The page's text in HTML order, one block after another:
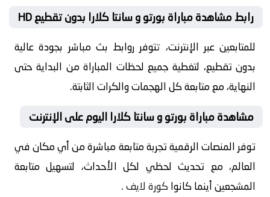
رابط مشاهدة مباراة بورتو و سانتا كلارا بدون تقطيع HD
للمتابعين عبر الإنترنت، تتوفر روابط بث مباشر بجودة عالية
بدون تقطيع، لتغطية جميع لحظات المباراة من البداية حتى
النهاية، مع متابعة كل الهجمات والكرات الثابتة.
مشاهدة مباراة بورتو و سانتا كلارا اليوم على الإنترنت
توفر المنصات الرقمية تجربة متابعة مباشرة من أي مكان في
العالم، مع تحديث لحظي لكل الأحداث، لتسهيل متابعة
المشجعين أينما كانواكورة لايف.